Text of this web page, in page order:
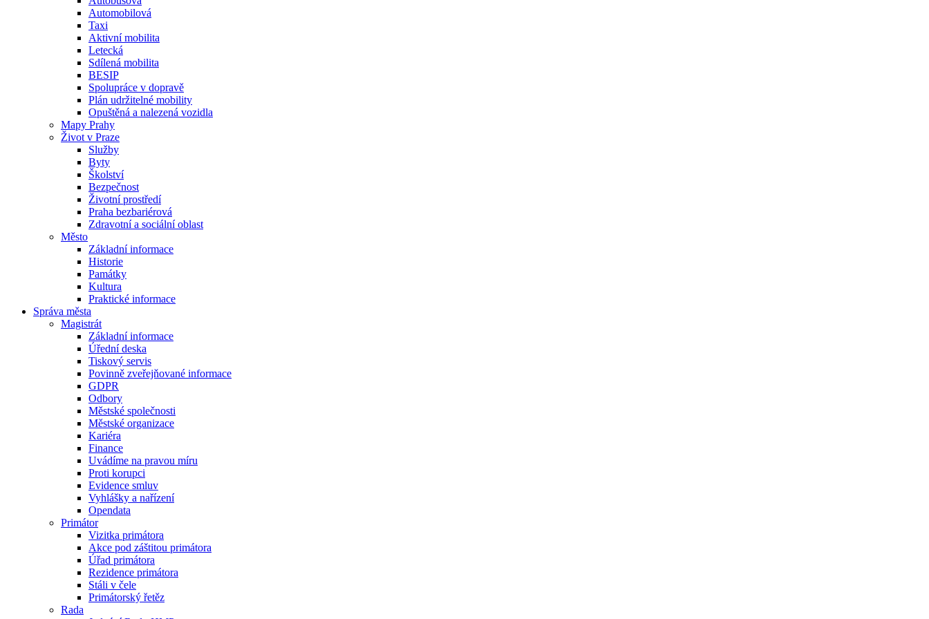
Automobilová
Taxi
Aktivní mobilita
Letecká
Sdílená mobilita
BESIP
Spolupráce v dopravě
Plán udržitelné mobility
Opuštěná a nalezená vozidla
Mapy Prahy
Život v Praze
Služby
Byty
Školství
Bezpečnost
Životní prostředí
Praha bezbariérová
Zdravotní a sociální oblast
Město
Základní informace
Historie
Památky
Kultura
Praktické informace
Správa města
Magistrát
Základní informace
Úřední deska
Tiskový servis
Povinně zveřejňované informace
GDPR
Odbory
Městské společnosti
Městské organizace
Kariéra
Finance
Uvádíme na pravou míru
Proti korupci
Evidence smluv
Vyhlášky a nařízení
Opendata
Primátor
Vizitka primátora
Akce pod záštitou primátora
Úřad primátora
Rezidence primátora
Stáli v čele
Primátorský řetěz
Rada